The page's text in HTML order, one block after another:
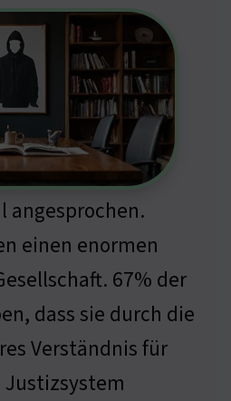
angesprochen.
einen enormen
67% der
dass sie durch die
Verständnis für